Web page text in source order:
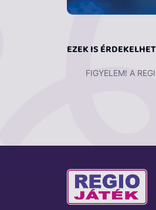
EZEK IS
FIGYELEM! A